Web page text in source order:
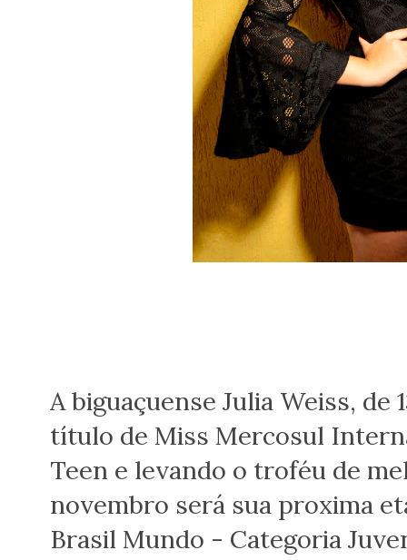
A biguaçuense Julia Weiss, de
título de Miss Mercosul
Teen e levando o troféu de
novembro será sua proxima
Brasil Mundo - Categoria